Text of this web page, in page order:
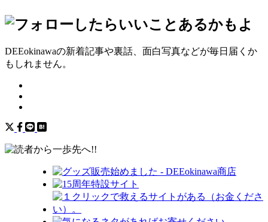
DEEokinawaの新着記事や裏話、面白写真などが毎日届くか
もしれません。